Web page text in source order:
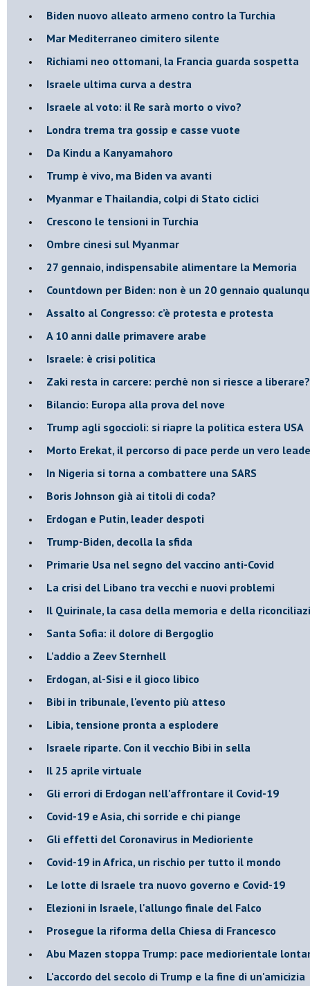
Biden nuovo alleato armeno contro la Turchia
Mar Mediterraneo cimitero silente
Richiami neo ottomani, la Francia guarda sospetta
Israele ultima curva a destra
Israele al voto: il Re sarà morto o vivo?
Londra trema tra gossip e casse vuote
Da Kindu a Kanyamahoro
Trump è vivo, ma Biden va avanti
Myanmar e Thailandia, colpi di Stato ciclici
Crescono le tensioni in Turchia
Ombre cinesi sul Myanmar
27 gennaio, indispensabile alimentare la Memoria
Countdown per Biden: non è un 20 gennaio
Assalto al Congresso: c’è protesta e protesta
A 10 anni dalle primavere arabe
Israele: è crisi politica
Zaki resta in carcere: perchè non si riesce a liberare?
Bilancio: Europa alla prova del nove
Trump agli sgoccioli: si riapre la politica estera USA
Morto Erekat, il percorso di pace perde un vero
In Nigeria si torna a combattere una SARS
Boris Johnson già ai titoli di coda?
Erdogan e Putin, leader despoti
Trump-Biden, decolla la sfida
Primarie Usa nel segno del vaccino anti-Covid
La crisi del Libano tra vecchi e nuovi problemi
Il Quirinale, la casa della memoria e della
Santa Sofia: il dolore di Bergoglio
L'addio a ​Zeev Sternhell
Erdogan, al-Sisi e il gioco libico
Bibi in tribunale, l'evento più atteso
Libia, tensione pronta a esplodere
Israele riparte. Con il vecchio Bibi in sella
Il 25 aprile virtuale
Gli errori di Erdogan nell'affrontare il Covid-19
Covid-19 e Asia, chi sorride e chi piange
Gli effetti del Coronavirus in Medioriente
Covid-19 in Africa, un rischio per tutto il mondo
Le lotte di Israele tra nuovo governo e Covid-19
Elezioni in Israele, l'allungo finale del Falco
Prosegue la riforma della Chiesa di Francesco
Abu Mazen stoppa Trump: pace mediorientale
L'accordo del secolo di Trump e la fine di un'amicizia